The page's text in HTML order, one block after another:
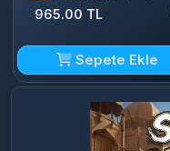
965.00 TL
Sepete Ekle